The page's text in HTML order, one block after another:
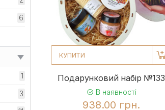
6
3
1
3
1
1
3
КУПИТИ
Подарунковий набір №133
В наявності
938.00 грн.